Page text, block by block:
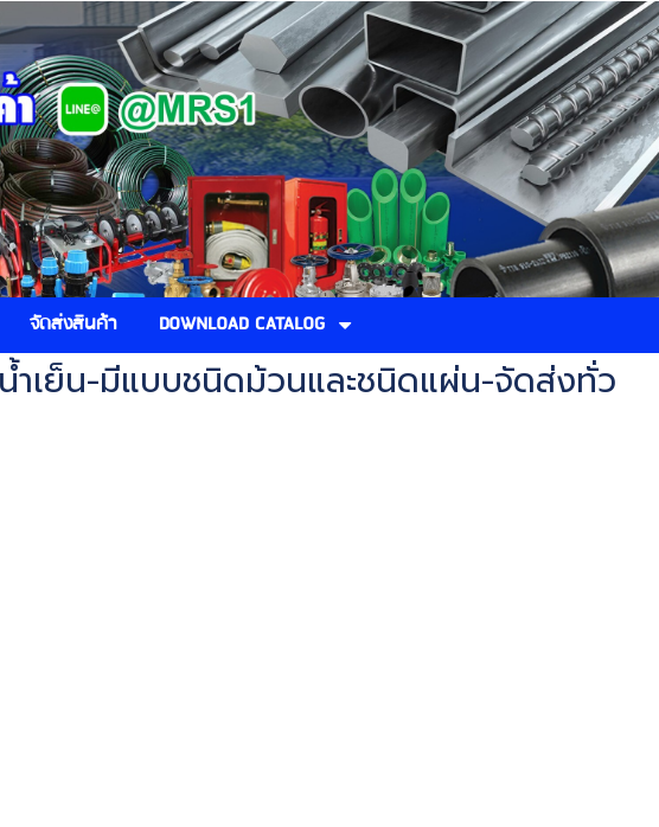
จัดส่งสินค้า DOWNLOAD CATALOG
ำเย็น-มีแบบชนิดม้วนและชนิดแผ่น-จัดส่งทั่ว